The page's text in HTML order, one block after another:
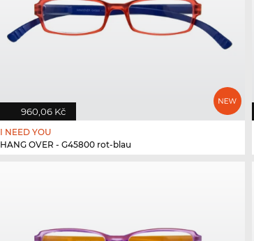
960,06 Kč
I NEED YOU
HANG OVER - G45800 rot-blau